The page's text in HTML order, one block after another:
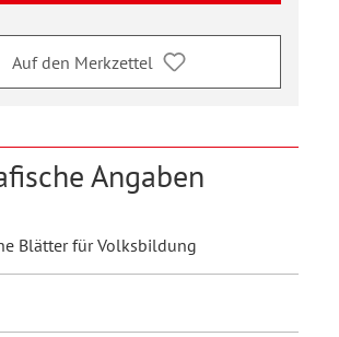
Auf den Merkzettel
Angaben
Blätter für Volksbildung